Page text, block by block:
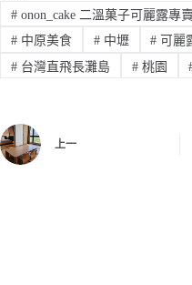
#onon_cake 二溫菓子可麗露專
#中原美食 #中壢 # 可麗
#台灣直飛長灘島 #桃園
上一